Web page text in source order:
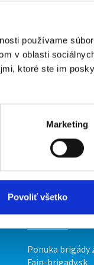
používame
v oblasti
ktoré ste im
Marketing
Povoliť všetko
Pridať do
Upozorniť na
Naše ďalšie
mobilná aplikácia
Fajn Brigády
Ponuka práce z
INwork.cz
Ponuka brigády
Fajn-brigady.sk